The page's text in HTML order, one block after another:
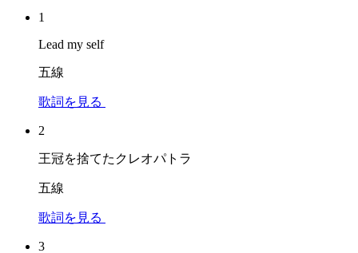
1
Lead my self
五線
歌詞を見る
2
王冠を捨てたクレオパトラ
五線
歌詞を見る
3